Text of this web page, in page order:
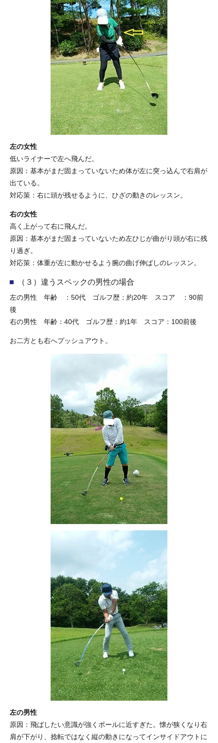
左の女性
低いライナーで左へ飛んだ。
原因：基本がまだ固まっていないため体が左に突っ込んで右肩が
出ている。
対応策：右に頭が残せるように、ひざの動きのレッスン。
右の女性
高く上がって右に飛んだ。
原因：基本がまだ固まっていないため左ひじが曲がり頭が右に残
り過ぎ。
対応策：体重が左に動かせるよう腕の曲げ伸ばしのレッスン。
（３）違うスペックの男性の場合
左の男性 年齢 ：50代 ゴルフ歴：約20年 スコア ：90前
後
右の男性 年齢：40代 ゴルフ歴：約1年 スコア：100前後
お二方とも右へプッシュアウト。
左の男性
原因：飛ばしたい意識が強くボールに近すぎた。懐が狭くなり右
肩が下がり、捻転ではなく縦の動きになってインサイドアウトに